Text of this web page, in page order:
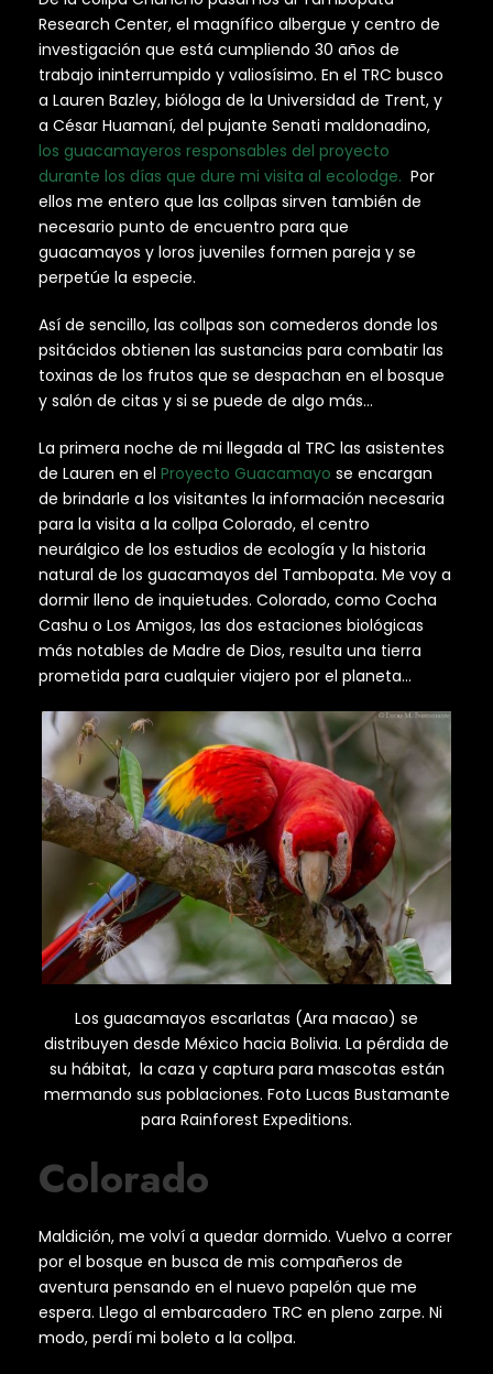
Research Center, el magnífico albergue y centro de
investigación que está cumpliendo 30 años de
trabajo ininterrumpido y valiosísimo. En el TRC busco
a Lauren Bazley, bióloga de la Universidad de Trent, y
a César Huamaní, del pujante Senati maldonadino,
los guacamayeros responsables del proyecto
durante los días que dure mi visita al ecolodge. Por
ellos me entero que las collpas sirven también de
necesario punto de encuentro para que
guacamayos y loros juveniles formen pareja y se
perpetúe la especie.
Así de sencillo, las collpas son comederos donde los
psitácidos obtienen las sustancias para combatir las
toxinas de los frutos que se despachan en el bosque
y salón de citas y si se puede de algo más…
La primera noche de mi llegada al TRC las asistentes
de Lauren en el Proyecto Guacamayo se encargan
de brindarle a los visitantes la información necesaria
para la visita a la collpa Colorado, el centro
neurálgico de los estudios de ecología y la historia
natural de los guacamayos del Tambopata. Me voy a
dormir lleno de inquietudes. Colorado, como Cocha
Cashu o Los Amigos, las dos estaciones biológicas
más notables de Madre de Dios, resulta una tierra
prometida para cualquier viajero por el planeta…
Los guacamayos escarlatas (Ara macao) se
distribuyen desde México hacia Bolivia. La pérdida de
su hábitat, la caza y captura para mascotas están
mermando sus poblaciones. Foto Lucas Bustamante
para Rainforest Expeditions.
Colorado
Maldición, me volví a quedar dormido. Vuelvo a correr
por el bosque en busca de mis compañeros de
aventura pensando en el nuevo papelón que me
espera. Llego al embarcadero TRC en pleno zarpe. Ni
modo, perdí mi boleto a la collpa.